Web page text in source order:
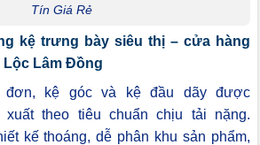
Tín Giá Rẻ
kệ trưng bày siêu thị – cửa hàng
Lộc Lâm Đồng
kệ góc và kệ đầu dãy được
xuất theo tiêu chuẩn chịu tải nặng.
kế thoáng, dễ phân khu sản phẩm,